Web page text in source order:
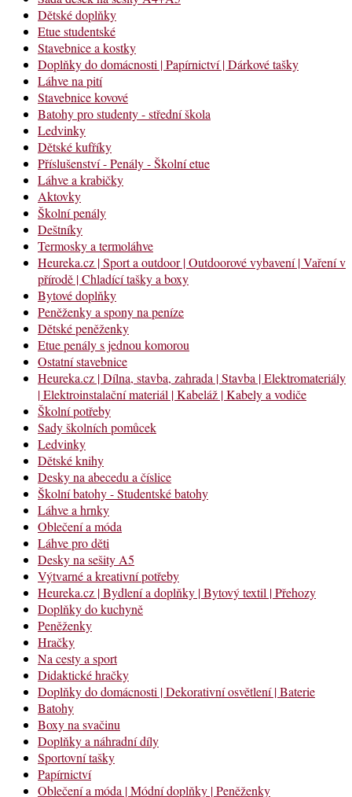
Dětské doplňky
Etue studentské
Stavebnice a kostky
Doplňky do domácnosti | Papírnictví | Dárkové tašky
Láhve na pití
Stavebnice kovové
Batohy pro studenty - střední škola
Ledvinky
Dětské kufříky
Příslušenství - Penály - Školní etue
Láhve a krabičky
Aktovky
Školní penály
Deštníky
Termosky a termoláhve
Heureka.cz | Sport a outdoor | Outdoorové vybavení | Vaření v
přírodě | Chladící tašky a boxy
Bytové doplňky
Peněženky a spony na peníze
Dětské peněženky
Etue penály s jednou komorou
Ostatní stavebnice
Heureka.cz | Dílna, stavba, zahrada | Stavba | Elektromateriály
| Elektroinstalační materiál | Kabeláž | Kabely a vodiče
Školní potřeby
Sady školních pomůcek
Ledvinky
Dětské knihy
Desky na abecedu a číslice
Školní batohy - Studentské batohy
Láhve a hrnky
Oblečení a móda
Láhve pro děti
Desky na sešity A5
Výtvarné a kreativní potřeby
Heureka.cz | Bydlení a doplňky | Bytový textil | Přehozy
Doplňky do kuchyně
Peněženky
Hračky
Na cesty a sport
Didaktické hračky
Doplňky do domácnosti | Dekorativní osvětlení | Baterie
Batohy
Boxy na svačinu
Doplňky a náhradní díly
Sportovní tašky
Papírnictví
Oblečení a móda | Módní doplňky | Peněženky